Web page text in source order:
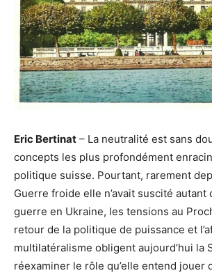
Eric Bertinat – La neutralité est sans
concepts les plus profondément
politique suisse. Pourtant, rarement
Guerre froide elle n’avait suscité autant
guerre en Ukraine, les tensions au
retour de la politique de puissance et
multilatéralisme obligent aujourd’hui la
réexaminer le rôle qu’elle entend jouer